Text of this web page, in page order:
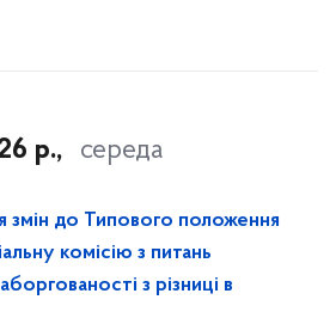
р., середа
змін до Типового положення
комісію з питань
з різниці в